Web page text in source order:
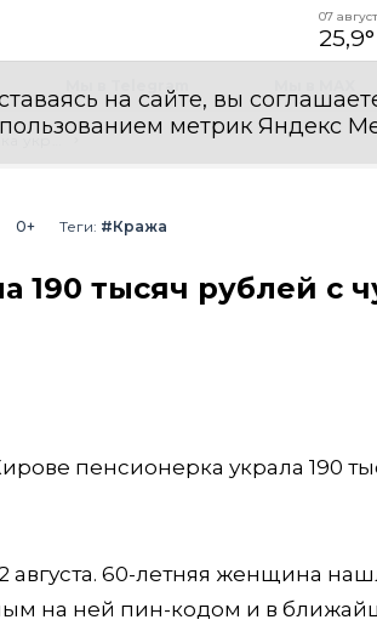
07
25,9°
на сайте, вы
метрик Яндекс
0+ Теги: #Кража
190 тысяч рублей с
пенсионерка украла 190
60-летняя женщина
на ней пин-кодом и в